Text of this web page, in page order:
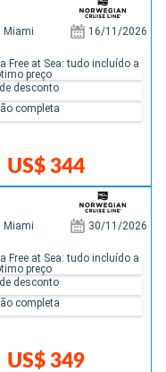
Miami 16/11/2026
US$ 344
Free at Sea: tudo incluído a
preço
desconto
completa
Miami 30/11/2026
US$ 349
Free at Sea: tudo incluído a
preço
desconto
completa